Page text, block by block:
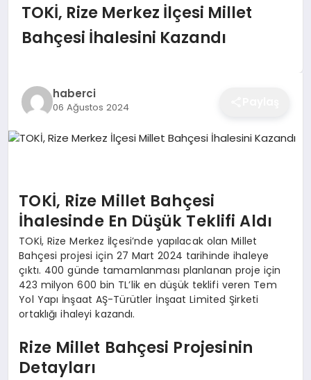
İZMIR HABERLERI
EĞITIM
SAĞLIK
SPOR
YAŞAM
DIĞER
TOKİ, Rize Merkez İlçesi Millet
Bahçesi İhalesini Kazandı
haberci
06 Ağustos 2024
TOKİ, Rize Millet Bahçesi
İhalesinde En Düşük Teklifi Aldı
TOKİ, Rize Merkez İlçesi’nde yapılacak olan Millet
Bahçesi projesi için 27 Mart 2024 tarihinde ihaleye
çıktı. 400 günde tamamlanması planlanan proje için
423 milyon 600 bin TL’lik en düşük teklifi veren Tem
Yol Yapı İnşaat AŞ-Türütler İnşaat Limited Şirketi
ortaklığı ihaleyi kazandı.
Rize Millet Bahçesi Projesinin
Detayları